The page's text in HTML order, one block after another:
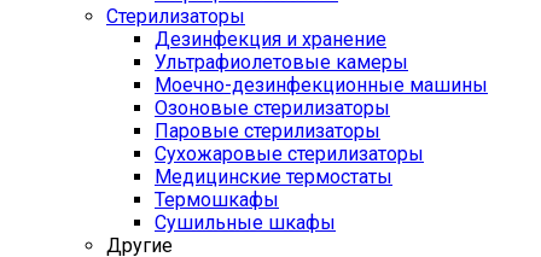
Стерилизаторы
Дезинфекция и хранение
Ультрафиолетовые камеры
Моечно-дезинфекционные машины
Озоновые стерилизаторы
Паровые стерилизаторы
Сухожаровые стерилизаторы
Медицинские термостаты
Термошкафы
Сушильные шкафы
Другие